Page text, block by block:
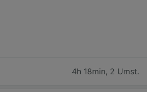
4h 18min, 2 Umst.